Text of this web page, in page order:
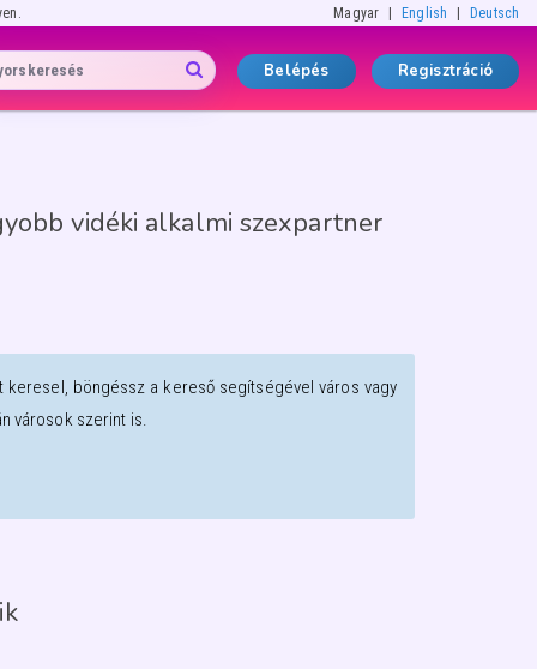
Magyar English Deutsch
Belépés Regisztráció
vidéki alkalmi szexpartner
böngéssz a kereső segítségével város vagy
városok szerint is.